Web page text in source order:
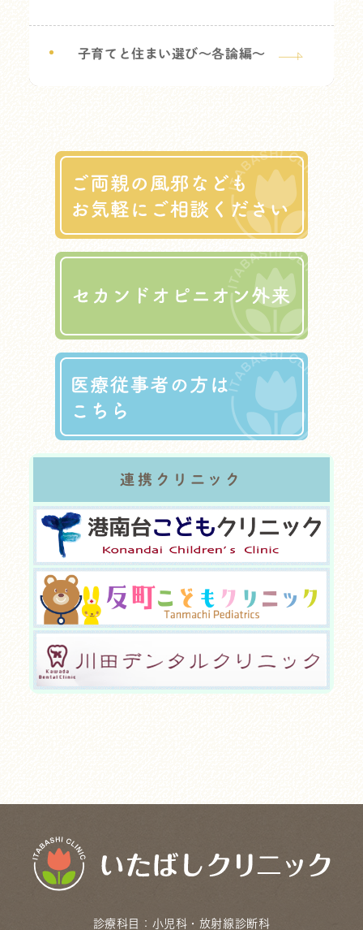
子育てと住まい選び～各論編～
連携クリニック
診療科目： 小児科・放射線診断科